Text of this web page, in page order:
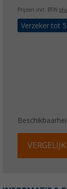
Prijzen incl. BTW
Verzeker tot